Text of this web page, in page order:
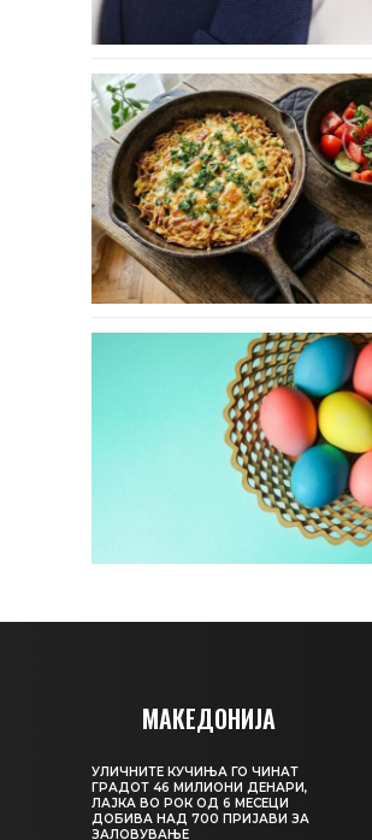
МАКЕДОНИЈА
УЛИЧНИТЕ КУЧИЊА ГО ЧИНАТ
ГРАДОТ 46 МИЛИОНИ ДЕНАРИ,
ЛАЈКА ВО РОК ОД 6 МЕСЕЦИ
ДОБИВА НАД 700 ПРИЈАВИ ЗА
ЗАЛОВУВАЊЕ